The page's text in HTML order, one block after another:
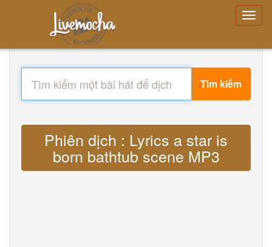
Tìm kiếm
Phiên dịch : Lyrics a star is
born bathtub scene MP3